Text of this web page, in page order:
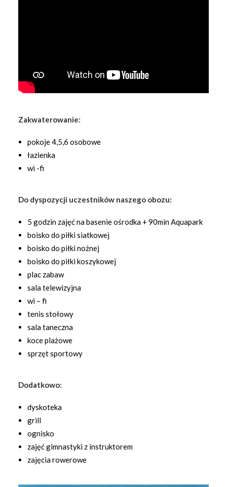
Zakwaterowanie:
pokoje 4,5,6 osobowe
łazienka
wi -fi
Do dyspozycji uczestników naszego obozu:
5 godzin zajęć na basenie ośrodka + 90min Aquapark
boisko do piłki siatkowej
boisko do piłki nożnej
boisko do piłki koszykowej
plac zabaw
sala telewizyjna
wi – fi
tenis stołowy
sala taneczna
koce plażowe
sprzęt sportowy
Dodatkowo:
dyskoteka
grill
ognisko
zajęć gimnastyki z instruktorem
zajęcia rowerowe